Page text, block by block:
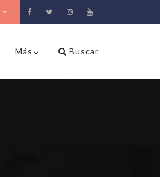
Más Buscar